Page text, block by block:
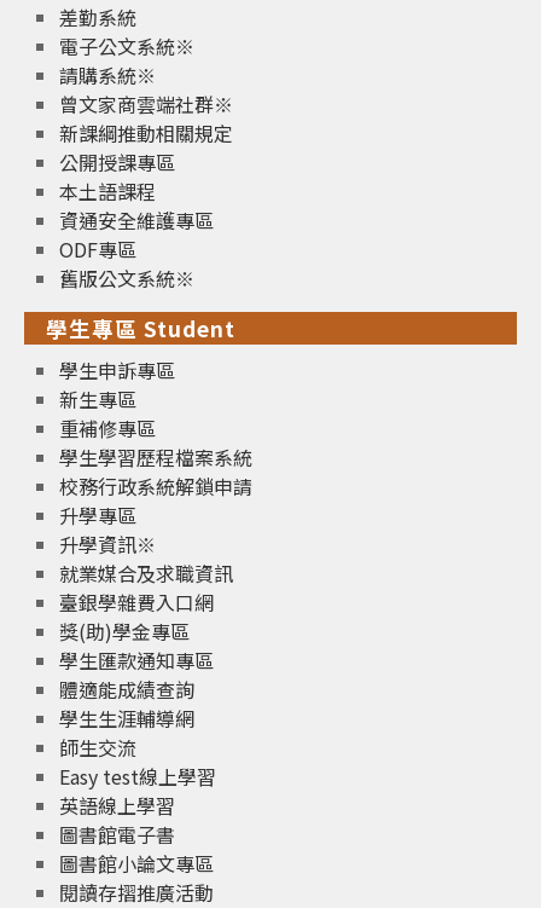
差勤系統
電子公文系統※
請購系統※
曾文家商雲端社群※
新課綱推動相關規定
公開授課專區
本土語課程
資通安全維護專區
ODF專區
舊版公文系統※
學生專區 Student
學生申訴專區
新生專區
重補修專區
學生學習歷程檔案系統
校務行政系統解鎖申請
升學專區
升學資訊※
就業媒合及求職資訊
臺銀學雜費入口網
獎(助)學金專區
學生匯款通知專區
體適能成績查詢
學生生涯輔導網
師生交流
Easy test線上學習
英語線上學習
圖書館電子書
圖書館小論文專區
閱讀存摺推廣活動